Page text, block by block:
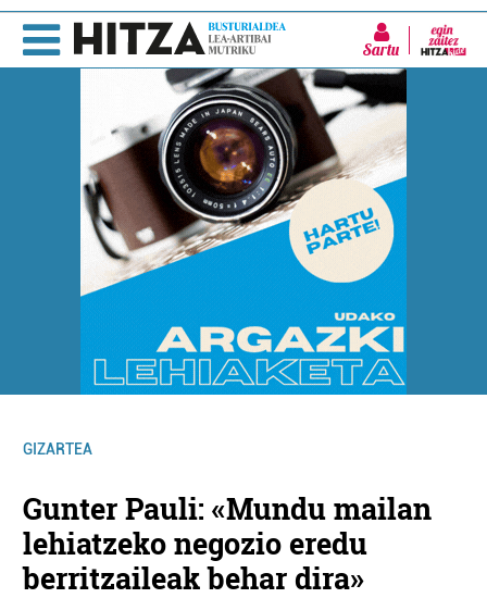
Sartu
GIZARTEA
Gunter Pauli: «Mundu mailan
lehiatzeko negozio eredu
berritzaileak behar dira»